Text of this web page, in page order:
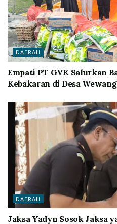
DAERAH
Empati PT GVK Salurkan
Kebakaran di Desa
DAERAH
Jaksa Yadyn Sosok Jaksa